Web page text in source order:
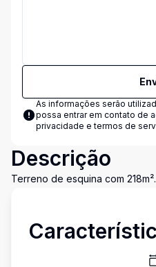
As informações serão
possa entrar em contato de
privacidade e termos de
Descrição
Terreno de esquina com 218m².